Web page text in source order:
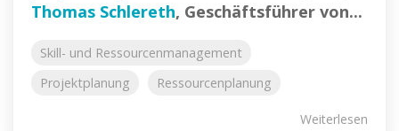
Thomas Schlereth, Geschäftsführer von...
Skill- und Ressourcenmanagement
Projektplanung
Ressourcenplanung
Weiterlesen